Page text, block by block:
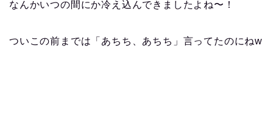
なんかいつの間にか冷え込んできましたよね〜！
ついこの前までは「あちち、あちち」言ってたのにねw